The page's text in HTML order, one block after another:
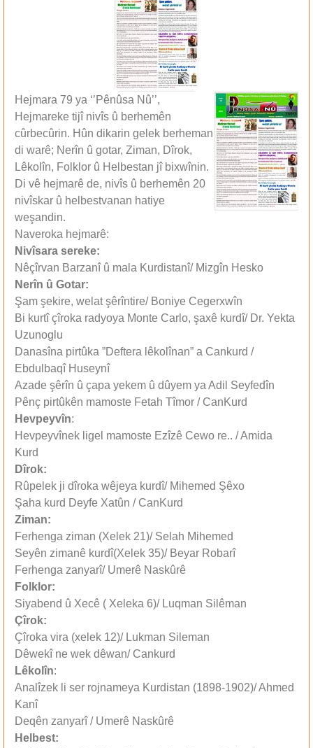
Hejmara 79 ya ‘’Pênûsa Nû’’,
Hejmareke tijî nivîs û berhemên
cûrbecûrin. Hûn dikarin gelek berheman
di warê; Nerîn û gotar, Ziman, Dîrok,
Lêkolîn, Folklor û Helbestan jî bixwînin.
Di vê hejmarê de, nivîs û berhemên 20
nivîskar û helbestvanan hatiye
weşandin.
Naveroka hejmarê:
Nivîsara sereke:
Nêçîrvan Barzanî û mala Kurdistanî/ Mizgîn Hesko
Nerîn û Gotar:
Şam şekire, welat şêrîntire/ Boniye Cegerxwîn
Bi kurtî çîroka radyoya Monte Carlo, şaxê kurdî/ Dr. Yekta
Uzunoglu
Danasîna pirtûka ”Deftera lêkolînan” a Cankurd /
Ebdulbaqî Huseynî
Azade şêrîn û çapa yekem û dûyem ya Adil Seyfedîn
Pênç pirtûkên mamoste Fetah Tîmor / CanKurd
Hevpeyvîn:
Hevpeyvînek ligel mamoste Ezîzê Cewo re.. / Amida
Kurd
Dîrok:
Rûpelek ji dîroka wêjeya kurdî/ Mihemed Şêxo
Şaha kurd Deyfe Xatûn / CanKurd
Ziman:
Ferhenga ziman (Xelek 21)/ Selah Mihemed
Seyên zimanê kurdî(Xelek 35)/ Beyar Robarî
Ferhenga zanyarî/ Umerê Naskûrê
Folklor:
Siyabend û Xecê ( Xeleka 6)/ Luqman Silêman
Çîrok:
Çîroka vira (xelek 12)/ Lukman Sileman
Dêwekî ne wek dêwan/ Cankurd
Lêkolîn:
Analîzek li ser rojnameya Kurdistan (1898-1902)/ Ahmed
Kanî
Deqên zanyarî / Umerê Naskûrê
Helbest: